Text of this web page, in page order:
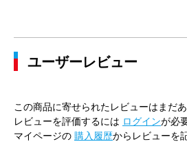
ユーザーレビュー
この商品に寄せられたレビューはまだあ
レビューを評価するには ログインが必
マイページの 購入履歴からレビューを